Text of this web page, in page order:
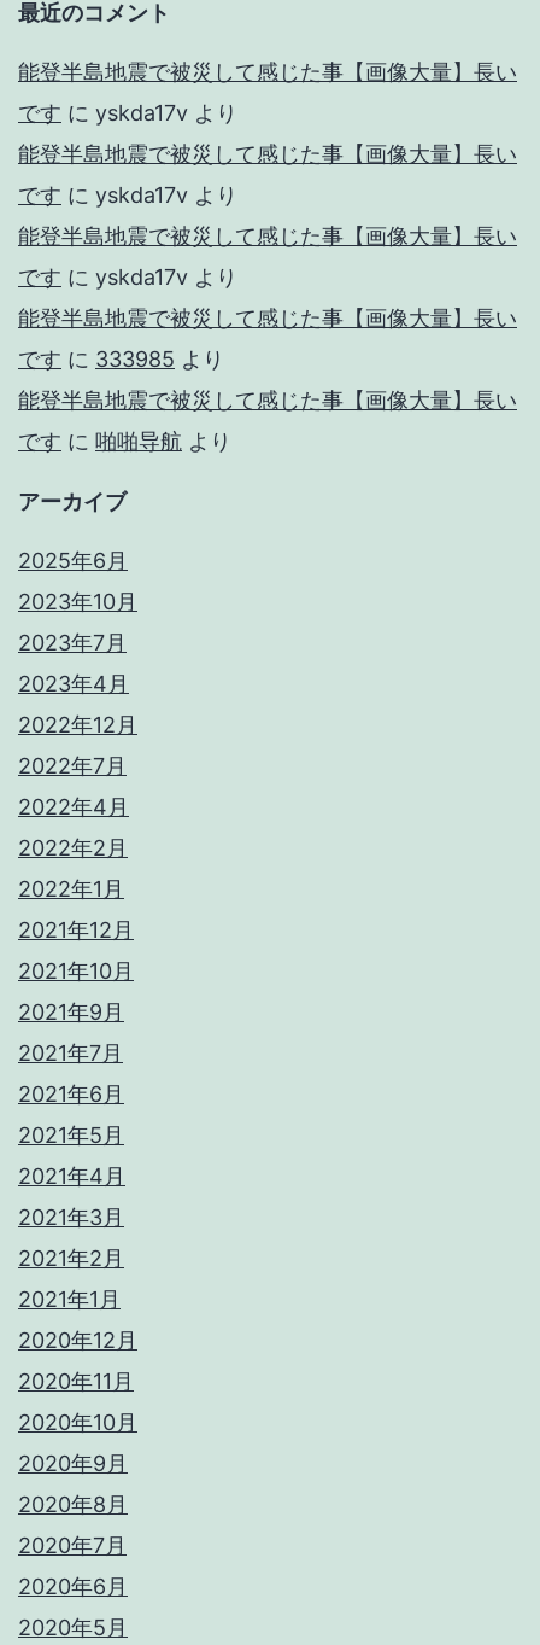
最近のコメント
能登半島地震で被災して感じた事【画像大量】長い
です に yskda17v より
能登半島地震で被災して感じた事【画像大量】長い
です に yskda17v より
能登半島地震で被災して感じた事【画像大量】長い
です に yskda17v より
能登半島地震で被災して感じた事【画像大量】長い
です に 333985 より
能登半島地震で被災して感じた事【画像大量】長い
です に 啪啪导航 より
アーカイブ
2025年6月
2023年10月
2023年7月
2023年4月
2022年12月
2022年7月
2022年4月
2022年2月
2022年1月
2021年12月
2021年10月
2021年9月
2021年7月
2021年6月
2021年5月
2021年4月
2021年3月
2021年2月
2021年1月
2020年12月
2020年11月
2020年10月
2020年9月
2020年8月
2020年7月
2020年6月
2020年5月